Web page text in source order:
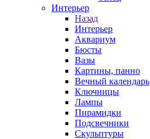
Интерьер
Назад
Интерьер
Аквариум
Бюсты
Вазы
Картины, панно
Вечный календарь
Ключницы
Лампы
Пирамидки
Подсвечники
Скульптуры